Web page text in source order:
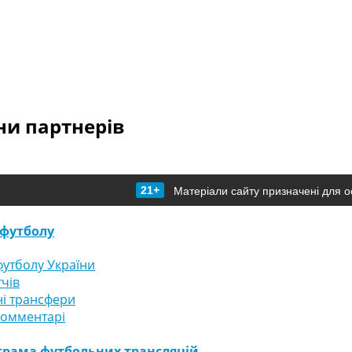
партнерів
21+ Матеріали сайту призначені для
України
трансфери